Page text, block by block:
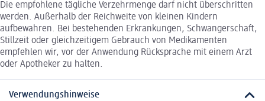
Die empfohlene tägliche Verzehrmenge darf nicht überschritten
werden. Außerhalb der Reichweite von kleinen Kindern
aufbewahren. Bei bestehenden Erkrankungen, Schwangerschaft,
Stillzeit oder gleichzeitigem Gebrauch von Medikamenten
empfehlen wir, vor der Anwendung Rücksprache mit einem Arzt
oder Apotheker zu halten.
Verwendungshinweise